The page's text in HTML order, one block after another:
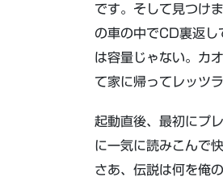
です。そして見つけ
の車の中でCD裏返
は容量じゃない。カ
て家に帰ってレッツラ
起動直後、最初にプ
に一気に読みこんで
さあ、伝説は何を俺